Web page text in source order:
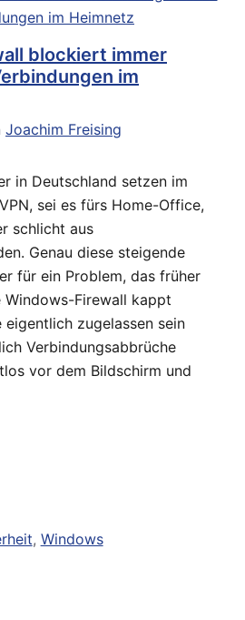
blockiert immer
im
Joachim Freising
in Deutschland setzen im
sei es fürs Home-Office,
schlicht aus
Genau diese steigende
für ein Problem, das früher
Windows-Firewall kappt
eigentlich zugelassen sein
Verbindungsabbrüche
vor dem Bildschirm und
, Windows